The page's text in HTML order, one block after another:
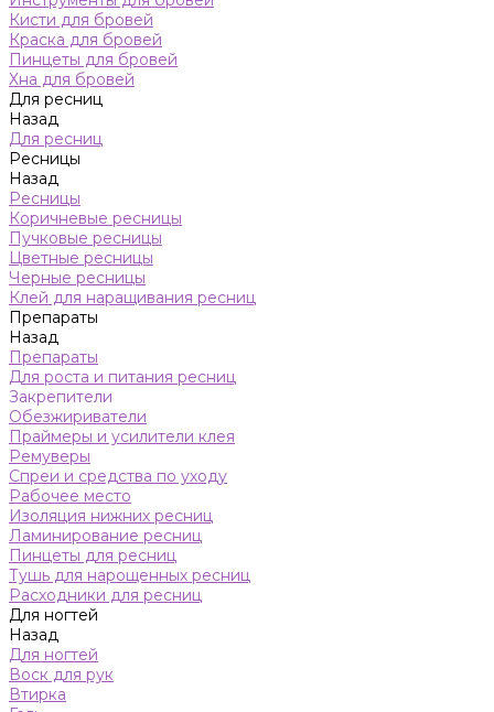
Кисти для бровей
Краска для бровей
Пинцеты для бровей
Хна для бровей
Для ресниц
Назад
Для ресниц
Ресницы
Назад
Ресницы
Коричневые ресницы
Пучковые ресницы
Цветные ресницы
Черные ресницы
Клей для наращивания ресниц
Препараты
Назад
Препараты
Для роста и питания ресниц
Закрепители
Обезжириватели
Праймеры и усилители клея
Ремуверы
Спреи и средства по уходу
Рабочее место
Изоляция нижних ресниц
Ламинирование ресниц
Пинцеты для ресниц
Тушь для нарощенных ресниц
Расходники для ресниц
Для ногтей
Назад
Для ногтей
Воск для рук
Втирка